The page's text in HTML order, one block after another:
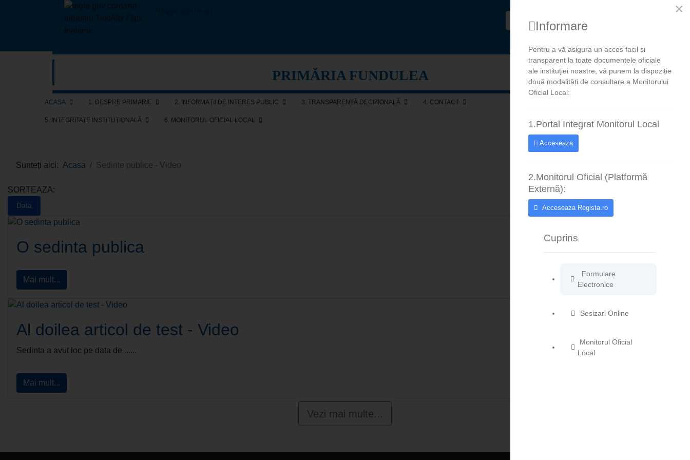
PRIMĂRIA FUNDULEA
ACASA 1. DESPRE PRIMARIE 2. INFORMAȚII DE INTERES PUBLIC 3. TRANSPARENȚĂ DECIZIONALĂ 4. CONTACT
5. INTEGRITATE INSTITUȚIONALĂ 6. MONITORUL OFICIAL LOCAL
Sunteți aici: Acasa Sedinte publice - Video
SORTEAZA:
Data
O sedinta publica
Mai mult...
Al doilea articol de test - Video
Sedinta a avut loc pe data de ......
Mai mult...
Vezi mai multe...
×
Informare
Pentru a vă asigura un acces facil și
transparent la toate documentele oficiale
ale instituției noastre, vă punem la dispoziție
două modalități de consultare a Monitorului
Oficial Local:
1.Portal Integrat Monitorul Local
Acceseaza
2.Monitorul Oficial (Platformă
Externă):
Acceseaza Regista.ro
Cuprins
Formulare
Electronice
Sesizari Online
Monitorul Oficial
Local